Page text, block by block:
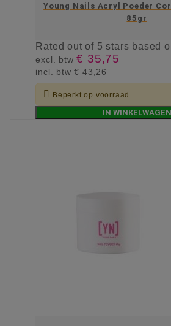
Young Nails Acryl Poeder
85gr
Ratedout of 5 stars based
excl. btw€ 35,75
incl. btw€ 43,26
 Beperkt op voorraad
IN WINKELWAGEN